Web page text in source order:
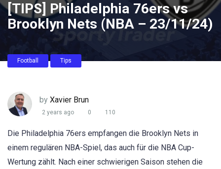
[TIPS] Philadelphia 76ers vs
Brooklyn Nets (NBA – 23/11/24)
Football Tips
by Xavier Brun
2 years ago 0 110
Die Philadelphia 76ers empfangen die Brooklyn Nets in
einem regulären NBA-Spiel, das auch für die NBA Cup-
Wertung zählt. Nach einer schwierigen Saison stehen die